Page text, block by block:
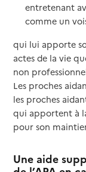
entretenant
comme un
qui lui apporte
actes de la vie
non
Les proches
les proches
qui apportent à
pour son
Une aide